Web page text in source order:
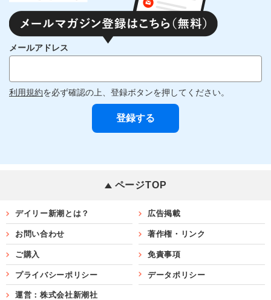
メールアドレス
利用規約を必ず確認の上、登録ボタンを押してください。
ページTOP
デイリー新潮とは？ 広告掲載
お問い合わせ 著作権・リンク
ご購入 免責事項
プライバシーポリシー データポリシー
運営：株式会社新潮社